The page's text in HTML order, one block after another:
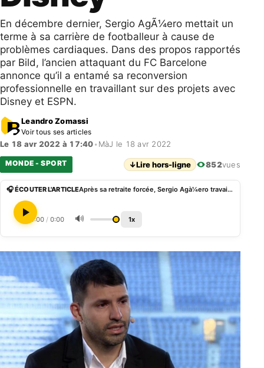
En décembre dernier, Sergio AgÃ¼ero mettait un
terme à sa carrière de footballeur à cause de
problèmes cardiaques. Dans des propos rapportés
par Bild, l’ancien attaquant du FC Barcelone
annonce qu’il a entamé sa reconversion
professionnelle en travaillant sur des projets avec
Disney et ESPN.
Leandro Zomassi
Voir tous ses articles
Le 18 avr 2022 à 17:40• MàJ le 18 avr 2022
MONDE - SPORT ↓Lire hors-ligne 852vues
🎧 ÉCOUTER L'ARTICLE Après sa retraite forcée, Sergio Agà¼ero travaille avec Disney
0:00 / 0:00 🔊 1x